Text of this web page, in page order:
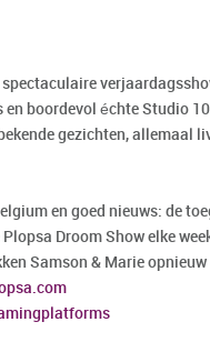
en boordevol échte Studio
gezichten, allemaal
en goed nieuws: de
Droom Show elke
Samson & Marie opnieuw